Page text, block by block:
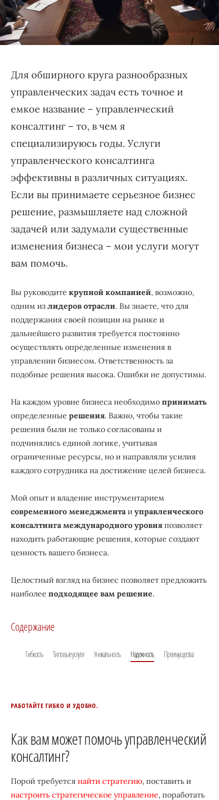
бизнеса,
создающее
устойчивые
конкурентные
Для обширного круга разнообразных
управленческих задач есть точное и
емкое название – управленческий
консалтинг – то, в чем я
специализируюсь годы. Услуги
управленческого консалтинга
эффективны в различных ситуациях.
Если вы принимаете серьезное бизнес
решение, размышляете над сложной
задачей или задумали существенные
изменения бизнеса – мои услуги могут
вам помочь.
Вы руководитекрупной компанией, возможно,
одним излидеров отрасли. Вы знаете, что для
поддержания своей позиции на рынке и
дальнейшего развития требуется постоянно
осуществлять определенные изменения в
управлении бизнесом. Ответственность за
подобные решения высока. Ошибки не допустимы.
На каждом уровне бизнеса необходимопринимать
определенныерешения. Важно, чтобы такие
решения были не только согласованы и
подчинялись единой логике, учитывая
ограниченные ресурсы, но и направляли усилия
каждого сотрудника на достижение целей бизнеса.
Мой опыт и владение инструментарием
современного менеджмента иуправленческого
консалтинга международного уровня позволяет
находить работающие решения, которые создают
ценность вашего бизнеса.
Целостный взгляд на бизнес позволяет предложить
наиболееподходящее вам решение.
Содержание
Гибкость Типовые услуги Уникальность Надежность Преимущества
РАБОТАЙТЕ ГИБКО И УДОБНО.
Как вам может помочь управленческий
консалтинг?
Порой требуетсянайти стратегию, поставить и
настроить стратегическое управление, поработать